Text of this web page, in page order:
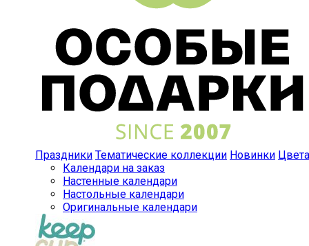
Праздники Тематические коллекции Новинки Цвета
Календари на заказ
Настенные календари
Настольные календари
Оригинальные календари